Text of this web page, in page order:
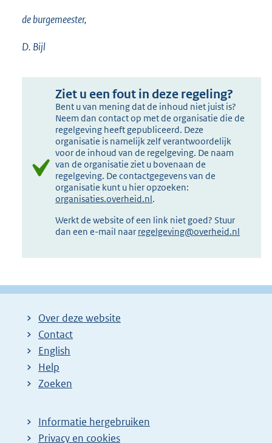
de burgemeester,
D. Bijl
Ziet u een fout in deze regeling?
Bent u van mening dat de inhoud niet juist is?
Neem dan contact op met de organisatie die de
regelgeving heeft gepubliceerd. Deze
organisatie is namelijk zelf verantwoordelijk
voor de inhoud van de regelgeving. De naam
van de organisatie ziet u bovenaan de
regelgeving. De contactgegevens van de
organisatie kunt u hier opzoeken:
organisaties.overheid.nl.
Werkt de website of een link niet goed? Stuur
dan een e-mail naar regelgeving@overheid.nl
Over deze website
Contact
English
Help
Zoeken
Informatie hergebruiken
Privacy en cookies